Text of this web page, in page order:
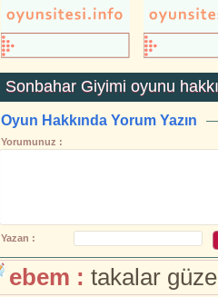
Sonbahar Giyimi oyunu
Oyun Hakkında Yorum Yazın
Yorumunuz :
Yazan :
ebem : takalar